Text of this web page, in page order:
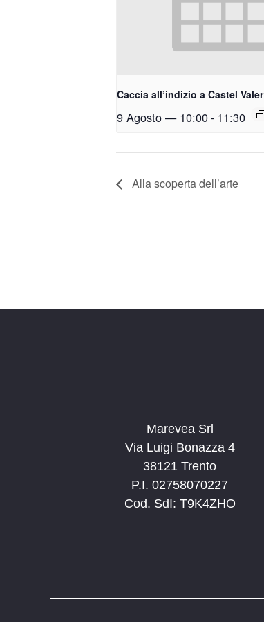
Caccia all’indizio a Castel Valer
9 Agosto — 10:00- 11:30
Alla scoperta dell’arte
Marevea Srl
Via Luigi Bonazza 4
38121 Trento
P.I. 02758070227
Cod. SdI: T9K4ZHO